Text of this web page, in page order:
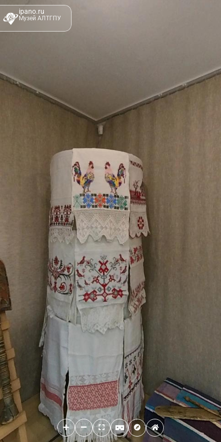
ipano.ru
Музей АЛТГПУ